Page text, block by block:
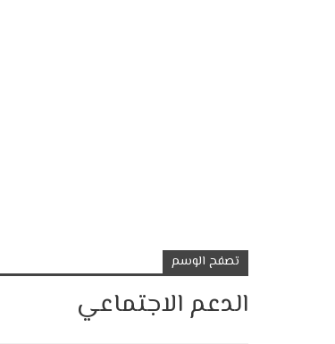
تصفح الوسم
الدعم الاجتماعي